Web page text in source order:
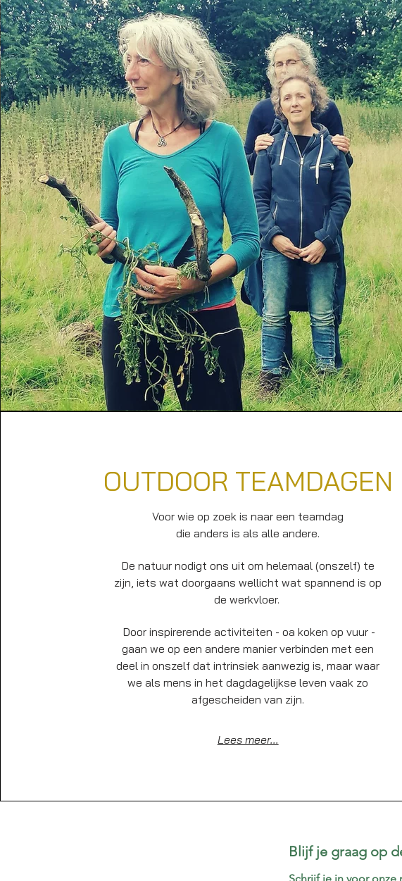
OUTDOOR TEAMDAGEN
Voor wie op zoek is naar een teamdag
die anders is als alle andere.
De natuur nodigt ons uit om helemaal (onszelf) te
zijn, iets wat doorgaans wellicht wat spannend is op
de werkvloer.
Door inspirerende activiteiten - oa koken op vuur -
gaan we op een andere manier verbinden met een
deel in onszelf dat intrinsiek aanwezig is, maar waar
we als mens in het dagdagelijkse leven vaak zo
afgescheiden van zijn.
Lees meer...
Blijf je graag op